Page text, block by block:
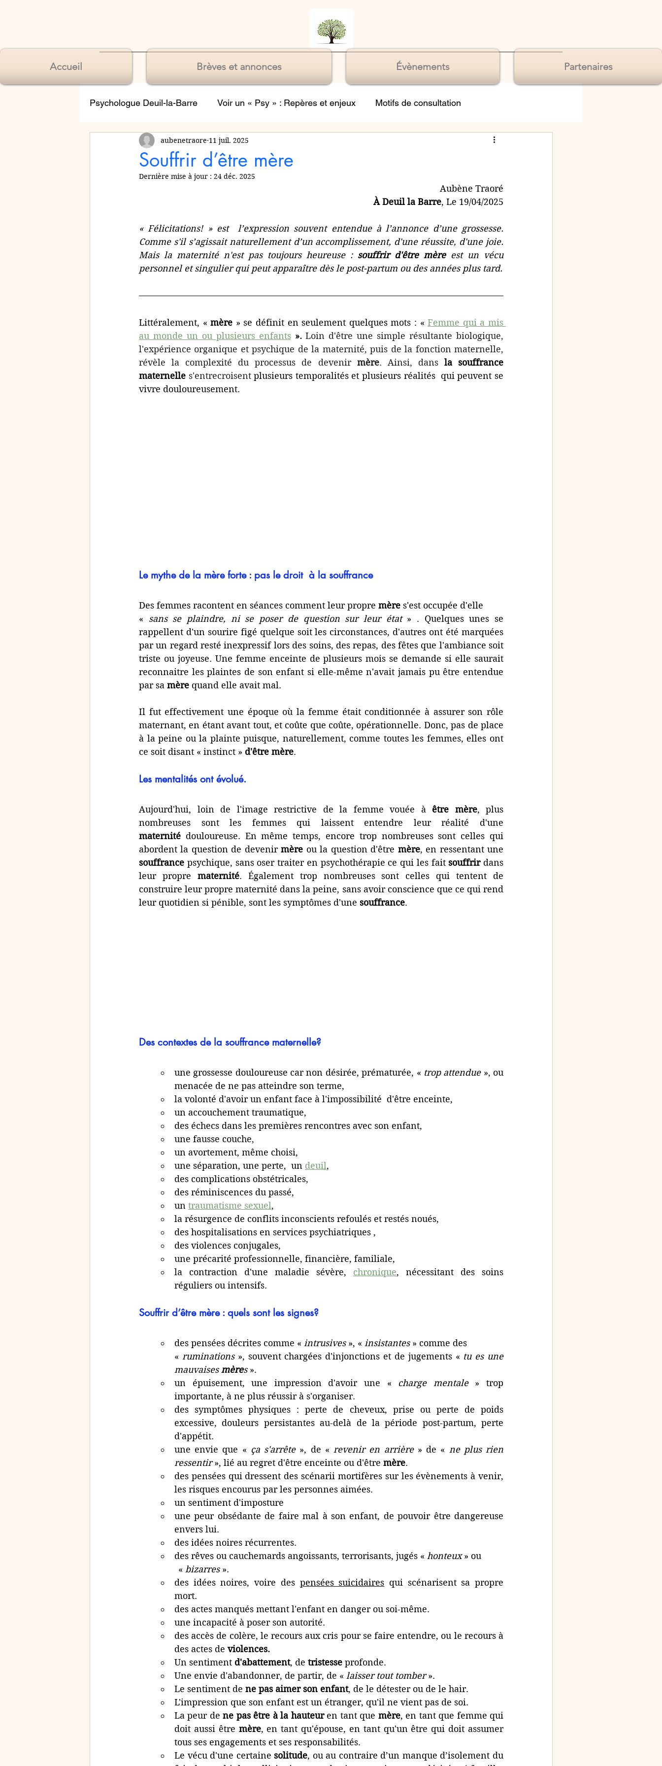
Accueil Brèves et annonces Évènements Partenaires
Psychologue Deuil-la-Barre Voir un « Psy » : Repères et enjeux Motifs de consultation
Souffrances de l’identité Souffrances relationnelles
Souffrances du langage
Souffrir d’être mère
aubenetraore 11 juil. 2025
Dernière mise à jour : 24 déc. 2025
Aubène Traoré
À Deuil la Barre, Le 19/04/2025
« Félicitations! » est  l’expression souvent entendue à l’annonce d’une grossesse.
Comme s'il s’agissait naturellement d’un accomplissement, d'une réussite, d'une joie.
Mais la maternité n'est pas toujours heureuse : souffrir d'être mère est un vécu
Littéralement, « mère » se définit en seulement quelques mots : « Femme qui a mis
au monde un ou plusieurs enfants ». Loin d'être une simple résultante biologique,
l'expérience organique et psychique de la maternité, puis de la fonction maternelle,
révèle la complexité du processus de devenir mère. Ainsi, dans la souffrance
maternelle s'entrecroisent plusieurs temporalités et plusieurs réalités  qui peuvent se
vivre douloureusement.
Le mythe de la mère forte : pas le droit  à la souffrance
Des femmes racontent en séances comment leur propre mère s'est occupée d'elle
« sans se plaindre, ni se poser de question sur leur état » . Quelques unes se
rappellent d'un sourire figé quelque soit les circonstances, d'autres ont été marquées
par un regard resté inexpressif lors des soins, des repas, des fêtes que l'ambiance soit
triste ou joyeuse. Une femme enceinte de plusieurs mois se demande si elle saurait
reconnaitre les plaintes de son enfant si elle-même n'avait jamais pu être entendue
par sa mère quand elle avait mal.
Il fut effectivement une époque où la femme était conditionnée à assurer son rôle
maternant, en étant avant tout, et coûte que coûte, opérationnelle. Donc, pas de place
à la peine ou la plainte puisque, naturellement, comme toutes les femmes, elles ont
ce soit disant « instinct » d'être mère.
Les mentalités ont évolué.
Aujourd'hui, loin de l'image restrictive de la femme vouée à être mère, plus
maternité douloureuse. En même temps, encore trop nombreuses sont celles qui
abordent la question de devenir mère ou la question d'être mère
souffrance psychique, sans oser traiter en psychothérapie ce qui les fait souffrir dans
leur propre maternité. Également trop nombreuses sont celles qui tentent de
construire leur propre maternité dans la peine, sans avoir conscience que ce qui rend
leur quotidien si pénible, sont les symptômes d'une souffrance.
Des contextes de la souffrance maternelle?
une grossesse douloureuse car non désirée, prématurée, « trop attendue », ou
menacée de ne pas atteindre son terme,
la volonté d'avoir un enfant face à l'impossibilité  d'être enceinte,
un accouchement traumatique,
des échecs dans les premières rencontres avec son enfant,
une fausse couche,
un avortement, même choisi,
une séparation, une perte,  un deuil,
des complications obstétricales,
des réminiscences du passé,
un traumatisme sexuel,
la résurgence de conflits inconscients refoulés et restés noués,
des hospitalisations en services psychiatriques ,
des violences conjugales,
une précarité professionnelle, financière, familiale,
la contraction d'une maladie sévère, chronique, nécessitant des soins
réguliers ou intensifs.
Souffrir d’être mère : quels sont les signes?
des pensées décrites comme « intrusives », « insistantes » comme des
« ruminations », souvent chargées d'injonctions et de jugements « tu es une
mauvaises mères ».
un épuisement, une impression d'avoir une « charge mentale » trop
importante, à ne plus réussir à s'organiser.
des symptômes physiques : perte de cheveux, prise ou perte de poids
excessive, douleurs persistantes au-delà de la période post-partum, perte
d'appétit.
une envie que « ça s'arrête », de « revenir en arrière » de « ne plus rien
ressentir », lié au regret d'être enceinte ou d'être mère.
des pensées qui dressent des scénarii mortifères sur les évènements à venir,
les risques encourus par les personnes aimées.
un sentiment d'imposture
une peur obsédante de faire mal à son enfant, de pouvoir être dangereuse
envers lui.
des idées noires récurrentes.
des rêves ou cauchemards angoissants, terrorisants, jugés « honteux » ou
« bizarres ».
des idées noires, voire des pensées suicidaires qui scénarisent sa propre
mort.
des actes manqués mettant l'enfant en danger ou soi-même.
une incapacité à poser son autorité.
des accès de colère, le recours aux cris pour se faire entendre, ou le recours à
des actes de violences.
Un sentiment d'abattement, de tristesse profonde.
Une envie d'abandonner, de partir, de « laisser tout tomber ».
Le sentiment de ne pas aimer son enfant, de le détester ou de le hair.
L'impression que son enfant est un étranger, qu'il ne vient pas de soi.
La peur de ne pas être à la hauteur en tant que mère, en tant que femme qui
doit aussi être mère, en tant qu'épouse, en tant qu'un être qui doit assumer
tous ses engagements et ses responsabilités.
Le vécu d'une certaine solitude, ou au contraire d’un manque d’isolement du